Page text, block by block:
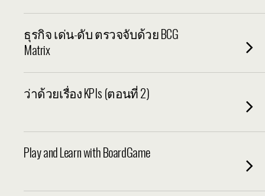
ธุรกิจ เด่น-ดับ ตรวจจับด้วย BCG
Matrix
ว่าด้วยเรื่อง KPIs (ตอนที่ 2)
Play and Learn with BoardGame